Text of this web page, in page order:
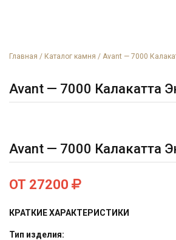
Главная / Каталог камня / Avant — 7000
Avant — 7000 Калакатта
Avant — 7000 Калакатта
ОТ 27200
КРАТКИЕ ХАРАКТЕРИСТИКИ
Тип изделия: